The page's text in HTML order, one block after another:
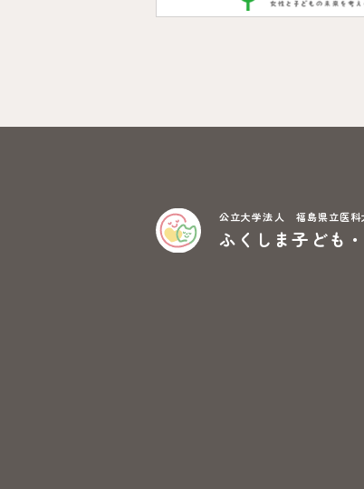
公立大学法人 福島県立医科
ふくしま子ども